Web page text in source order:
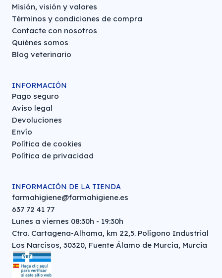
Misión, visión y valores
Términos y condiciones de compra
Contacte con nosotros
Quiénes somos
Blog veterinario
INFORMACIÓN
Pago seguro
Aviso legal
Devoluciones
Envío
Política de cookies
Política de privacidad
INFORMACIÓN DE LA TIENDA
farmahigiene@farmahigiene.es
637 72 41 77
Lunes a viernes 08:30h - 19:30h
Ctra. Cartagena-Alhama, km 22,5. Polígono Industrial
Los Narcisos, 30320, Fuente Álamo de Murcia, Murcia